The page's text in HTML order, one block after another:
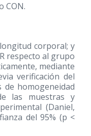
CON.
corporal; y
respecto al grupo
mediante
verificación del
homogeneidad
las muestras y
(Daniel,
del 95% (p <